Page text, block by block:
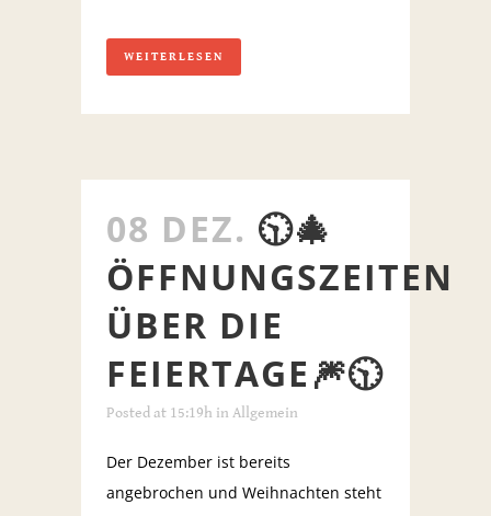
WEITERLESEN
08 DEZ. 🕥🎄
ÖFFNUNGSZEITEN
ÜBER DIE
FEIERTAGE🎆🕥
Posted at 15:19h in Allgemein
Der Dezember ist bereits
angebrochen und Weihnachten steht